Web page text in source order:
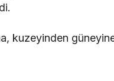
kuzeyinden